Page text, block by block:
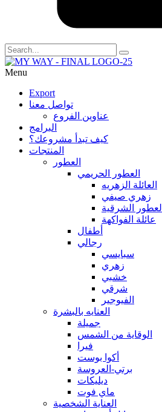
Menu
Export
تواصل معنا
عناوين الفروع
البرامج
كيف تبدأ مشروعك؟
المنتجات
العطور
العطور الحريمي
العائلة الزهريه
زهري صيفي
العطور الشرقية
عائلة الفواكهة
أطفال
رجالي
سبايسي
زهري
خشبي
شرقي
الفيوجير
العنايه بالبشرة
جميلة
الوقاية من الشمس
فيرا
أكوا بوست
برتي-العروسة
ديليكات
ماي فوت
العناية الشخصية